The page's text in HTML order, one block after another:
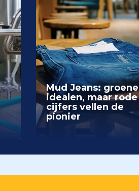
Mud Jeans: groene
idealen, maar rode
cijfers vellen de
pionier